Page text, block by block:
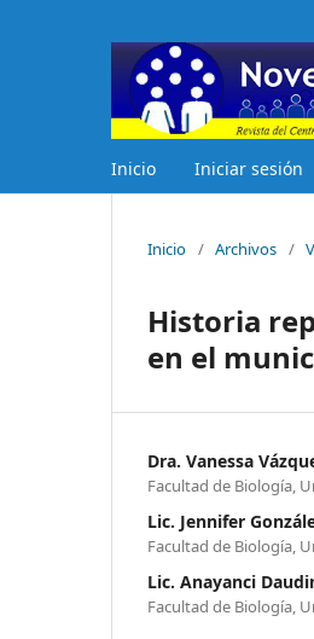
Inicio Iniciar sesión
Inicio / Archivos /
Historia
en el
Dra. Vanessa
Facultad de Biología,
Lic. Jennifer
Facultad de Biología,
Lic. Anayanci
Facultad de Biología,